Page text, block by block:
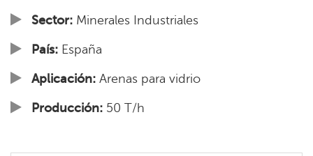
Sector: Minerales Industriales
País: España
Aplicación: Arenas para vidrio
Producción: 50 T/h